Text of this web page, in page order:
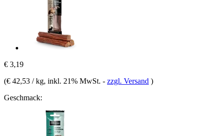
€ 3,19
(€ 42,53 / kg, inkl. 21% MwSt. - zzgl. Versand )
Geschmack: